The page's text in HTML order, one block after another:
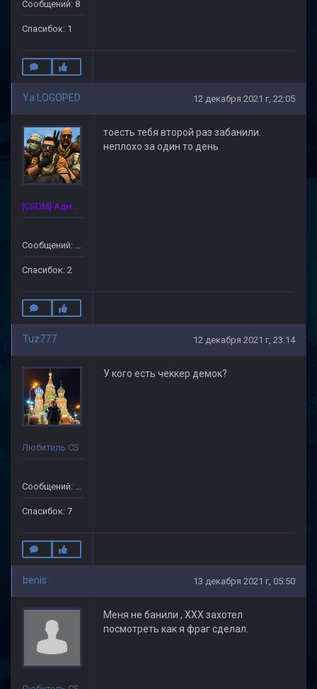
Сообщений: 8
Спасибок: 1
Ya LOGOPED 12 декабря 2021 г, 22:05
[CSDM] Администратор
Сообщений: 13
Спасибок: 2
тоесть тебя второй раз забанили.
неплохо за один то день
Tuz777 12 декабря 2021 г, 23:14
Любитель CS
Сообщений: 50
Спасибок: 7
У кого есть чеккер демок?
benis 13 декабря 2021 г, 05:50
Меня не банили , ХХХ захотел
посмотреть как я фраг сделал.